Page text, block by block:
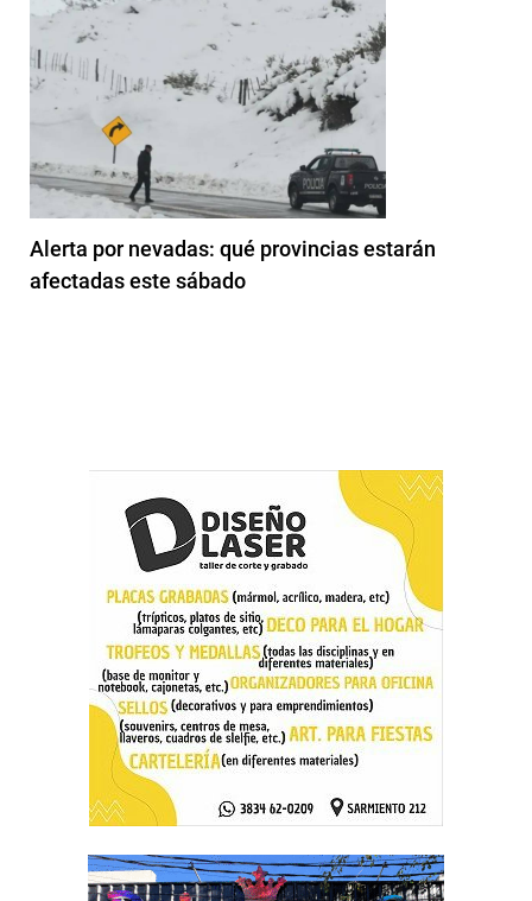
Alerta por nevadas: qué provincias estarán
afectadas este sábado